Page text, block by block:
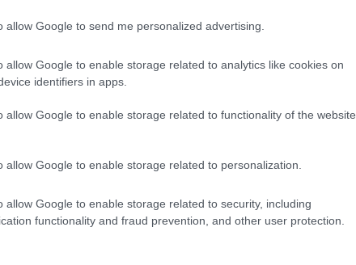
allow Google to send me personalized advertising.
allow Google to enable storage related to analytics like cookies on
identifiers in apps.
allow Google to enable storage related to functionality of the website
allow Google to enable storage related to personalization.
allow Google to enable storage related to security, including
functionality and fraud prevention, and other user protection.